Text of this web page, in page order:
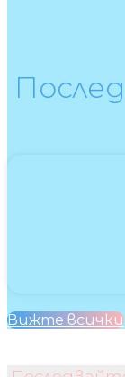
Вижте всички